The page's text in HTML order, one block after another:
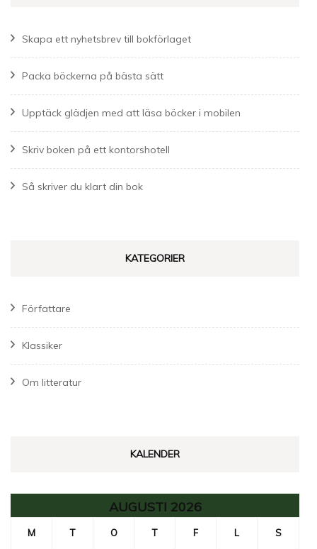
Skapa ett nyhetsbrev till bokförlaget
Packa böckerna på bästa sätt
Upptäck glädjen med att läsa böcker i mobilen
Skriv boken på ett kontorshotell
Så skriver du klart din bok
KATEGORIER
Författare
Klassiker
Om litteratur
KALENDER
AUGUSTI 2026
M T O T F L S